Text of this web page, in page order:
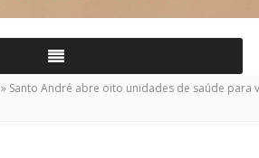
» Santo André abre oito unidades de saúde para